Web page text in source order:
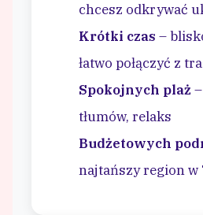
chcesz odkrywać
Krótki czas –
łatwo połączyć z
Spokojnych plaż
tłumów, relaks
Budżetowych
najtańszy region w